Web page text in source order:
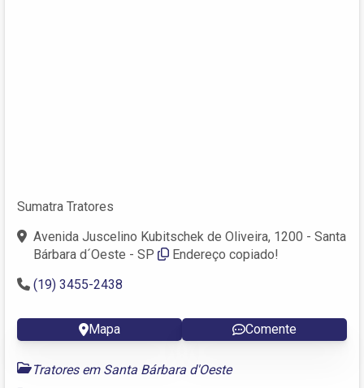
Sumatra Tratores
Avenida Juscelino Kubitschek de Oliveira, 1200 - Santa
Bárbara d´Oeste - SP
Endereço copiado!
(19) 3455-2438
Mapa Comente
Tratores em Santa Bárbara d'Oeste